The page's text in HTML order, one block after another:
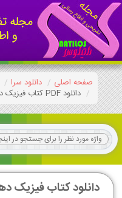
صفحه اصلی دانلود سرا
دانلود PDF کتاب فیزیک دهم ریاضی
دانلود کتاب فیزیک